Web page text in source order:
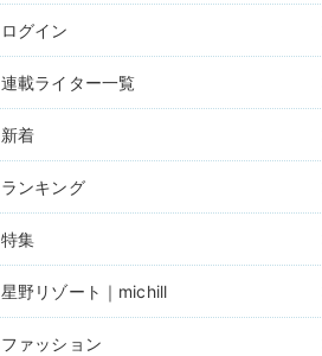
ログイン
連載ライター一覧
新着
ランキング
特集
星野リゾート｜michill
ファッション